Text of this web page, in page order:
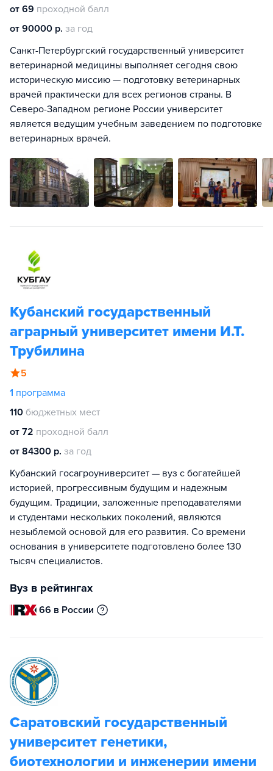
от 69 проходной балл
от 90000 р. за год
Санкт-Петербургский государственный университет
ветеринарной медицины выполняет сегодня свою
историческую миссию — подготовку ветеринарных
врачей практически для всех регионов страны. В
Северо-Западном регионе России университет
является ведущим учебным заведением по подготовке
ветеринарных врачей.
Кубанский государственный
аграрный университет имени И.Т.
Трубилина
5
1 программа
110 бюджетных мест
от 72 проходной балл
от 84300 р. за год
Кубанский госагроуниверситет — вуз с богатейшей
историей, прогрессивным будущим и надежным
будущим. Традиции, заложенные преподавателями
и студентами нескольких поколений, являются
незыблемой основой для его развития. Со времени
основания в университете подготовлено более 130
тысяч специалистов.
Вуз в рейтингах
66 в России
Саратовский государственный
университет генетики,
биотехнологии и инженерии имени